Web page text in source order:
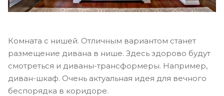
Комната с нишей. Отличным вариантом станет
размещение дивана в нише. Здесь здорово будут
смотреться и диваны-трансформеры. Например,
диван-шкаф. Очень актуальная идея для вечного
беспорядка в коридоре.